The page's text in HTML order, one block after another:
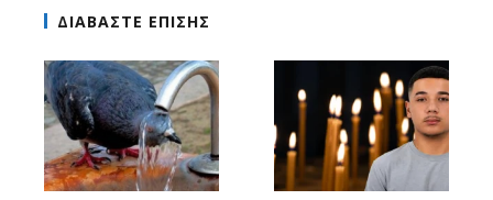
ΔΙΑΒΑΣΤΕ ΕΠΙΣΗΣ